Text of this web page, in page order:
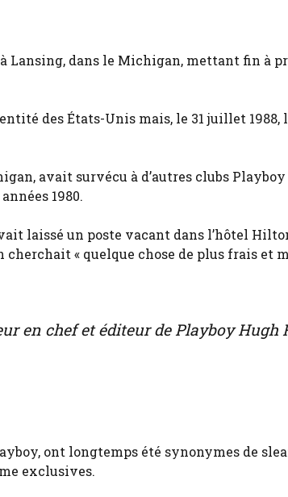
Lansing, dans le Michigan, mettant fin à
des États-Unis mais, le 31 juillet 1988,
avait survécu à d’autres clubs Playboy
1980.
laissé un poste vacant dans l’hôtel
« quelque chose de plus frais et
en chef et éditeur de Playboy Hugh
ont longtemps été synonymes de
exclusives.